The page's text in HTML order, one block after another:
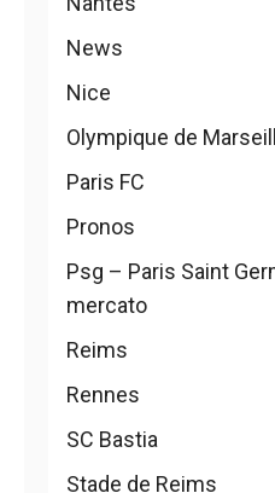
News
Nice
Olympique de
Paris FC
Pronos
Psg – Paris Saint
mercato
Reims
Rennes
SC Bastia
Stade de Reims